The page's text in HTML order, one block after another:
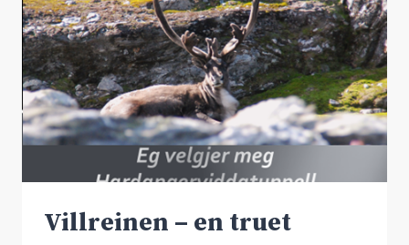
Villreinen – en truet